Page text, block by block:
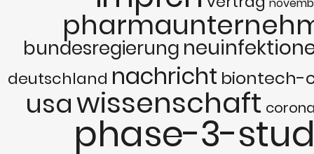
bundesregierung
deutschland nachricht biontech-
usawissenschaft
phase-3-